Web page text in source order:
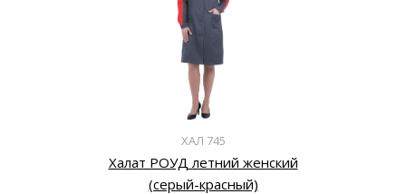
ХАЛ 745
Халат РОУД летний женский
(серый-красный)